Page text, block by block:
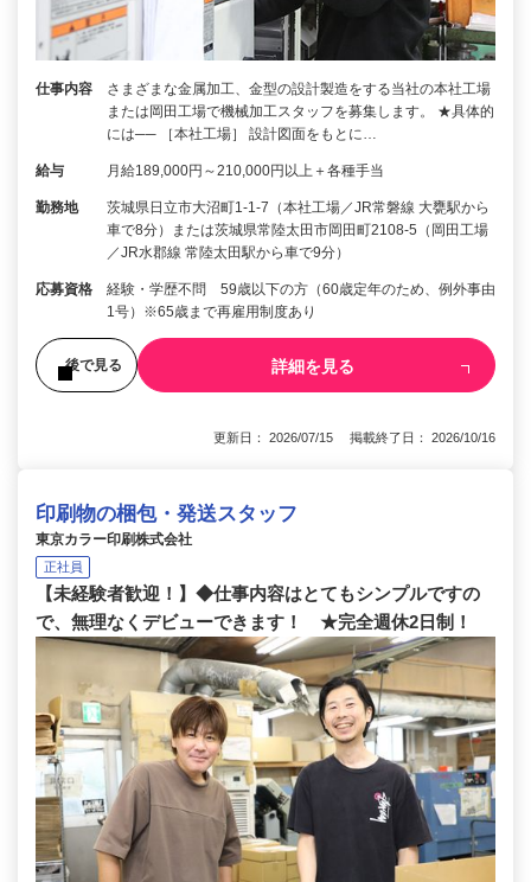
仕事内容
さまざまな金属加工、金型の設計製造をする当社の本社工場
または岡田工場で機械加工スタッフを募集します。 ★具体的
には── ［本社工場］ 設計図面をもとに…
給与 月給189,000円～210,000円以上＋各種手当
勤務地
茨城県日立市大沼町1-1-7（本社工場／JR常磐線 大甕駅から
車で8分）または茨城県常陸太田市岡田町2108-5（岡田工場
／JR水郡線 常陸太田駅から車で9分）
応募資格
経験・学歴不問 59歳以下の方（60歳定年のため、例外事由
1号）※65歳まで再雇用制度あり
後で見る 詳細を見る
更新日： 2026/07/15 掲載終了日： 2026/10/16
印刷物の梱包・発送スタッフ
東京カラー印刷株式会社
正社員
【未経験者歓迎！】◆仕事内容はとてもシンプルですの
で、無理なくデビューできます！ ★完全週休2日制！